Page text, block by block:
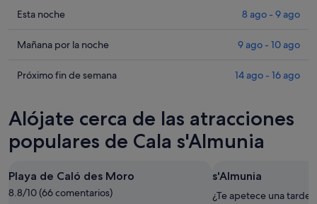
Comprueba
precios
Cala
esta
noche,
8
-
9
Esta noche 8 ago - 9 ago
Comprueba
precios
s'Almunia
para
mañana
la
noche,
Mañana por la noche 9 ago - 10 ago
Comprueba
en
Cala
s'Almunia
el
próximo
Próximo fin de semana 14 ago - 16 ago
Alójate cerca de las atracciones
populares de Cala s'Almunia
Playa de Caló des Moro
8.8/10 (66 comentarios)
s'Almunia
¿Te apetece una